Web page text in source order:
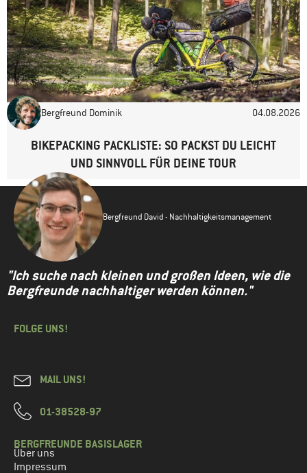
Bergfreund Dominik 04.08.2026
BIKEPACKING PACKLISTE: SO PACKST DU LEICHT
UND SINNVOLL FÜR DEINE TOUR
Bergfreund David - Nachhaltigkeitsmanagement
"Ich suche nach kleinen und großen Ideen, wie die
Bergfreunde nachhaltiger werden können."
FOLGE UNS!
MAIL UNS!
01-38528-97
BERGFREUNDE BASISLAGER
Über uns
Impressum